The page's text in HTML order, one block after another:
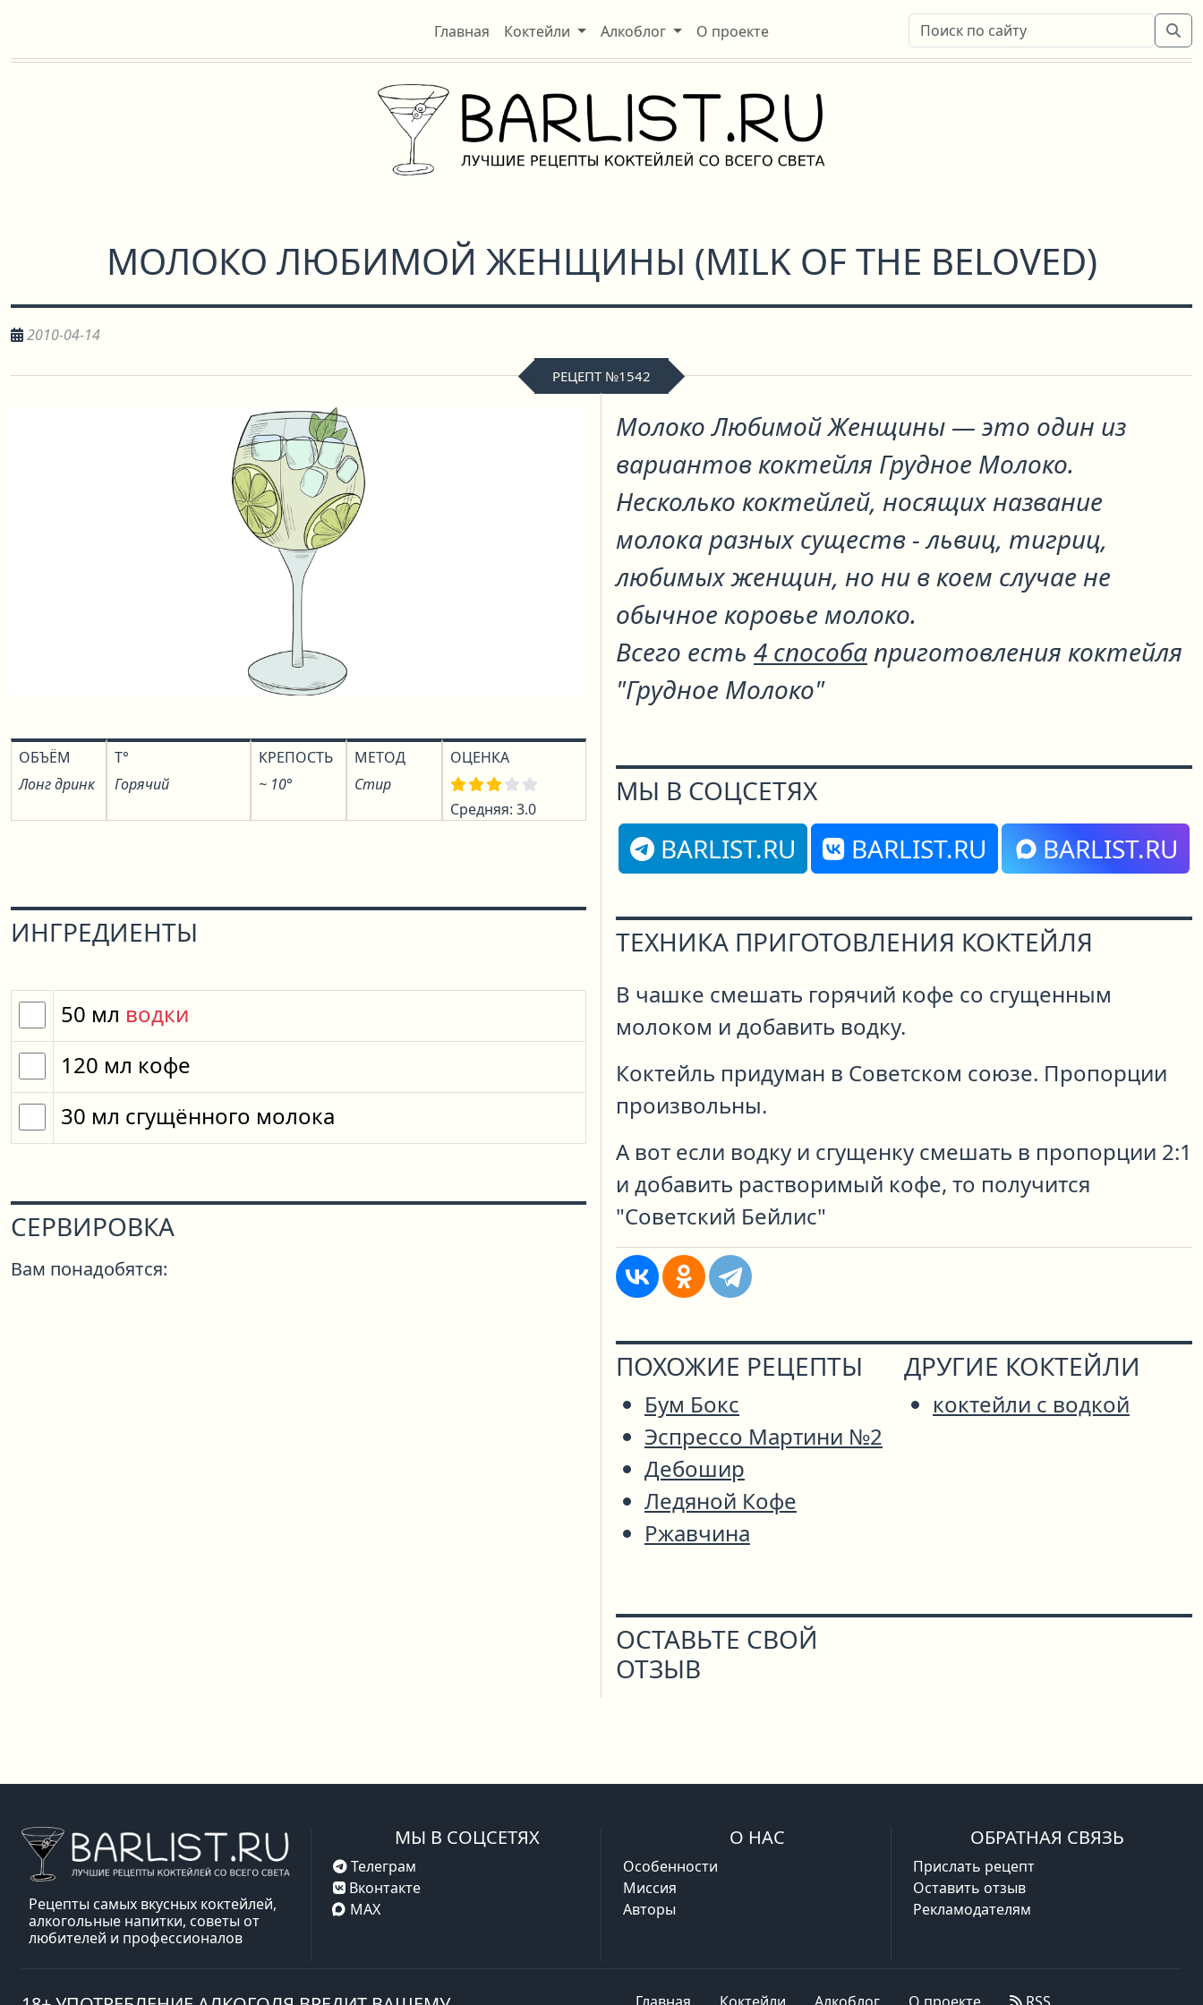
Главная Коктейли Алкоблог О проекте
МОЛОКО ЛЮБИМОЙ ЖЕНЩИНЫ (MILK OF THE BELOVED)
2010-04-14
РЕЦЕПТ №1542
ОБЪЁМ
Лонг дринк
T°
Горячий
КРЕПОСТЬ
~ 10°
МЕТОД
Стир
ОЦЕНКА
Средняя: 3.0
ИНГРЕДИЕНТЫ
50 мл водки
120 мл кофе
30 мл сгущённого молока
СЕРВИРОВКА
Вам понадобятся:
Молоко Любимой Женщины— это один из
вариантов коктейля Грудное Молоко.
Несколько коктейлей, носящих название
молока разных существ - львиц, тигриц,
любимых женщин, но ни в коем случае не
обычное коровье молоко.
Всего есть 4 способаприготовления коктейля
"Грудное Молоко"
МЫ В СОЦСЕТЯХ
BARLIST.RU
BARLIST.RU BARLIST.RU
ТЕХНИКА ПРИГОТОВЛЕНИЯ КОКТЕЙЛЯ
В чашке смешать горячий кофе со сгущенным
молоком и добавить водку.
Коктейль придуман в Советском союзе. Пропорции
произвольны.
А вот если водку и сгущенку смешать в пропорции 2:1
и добавить растворимый кофе, то получится
"Советский Бейлис"
ПОХОЖИЕ РЕЦЕПТЫ
Бум Бокс
Эспрессо Мартини №2
Дебошир
Ледяной Кофе
Ржавчина
ДРУГИЕ КОКТЕЙЛИ
коктейли с водкой
ОСТАВЬТЕ СВОЙ
ОТЗЫВ
Рецепты самых вкусных коктейлей,
алкогольные напитки, советы от
любителей и профессионалов
МЫ В СОЦСЕТЯХ
Телеграм
Вконтакте
MAX
О НАС
Особенности
Миссия
Авторы
ОБРАТНАЯ СВЯЗЬ
Прислать рецепт
Оставить отзыв
Рекламодателям